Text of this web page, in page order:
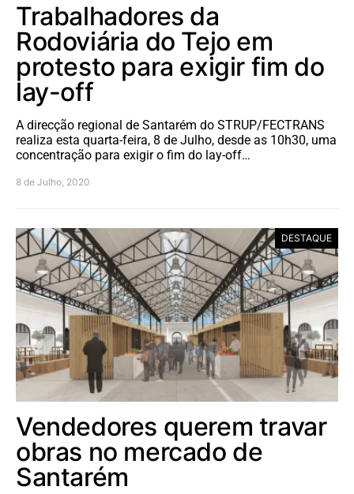
Trabalhadores da
Rodoviária do Tejo em
protesto para exigir fim do
lay-off
A direcção regional de Santarém do STRUP/FECTRANS
realiza esta quarta-feira, 8 de Julho, desde as 10h30, uma
concentração para exigir o fim do lay-off…
8 de Julho, 2020
DESTAQUE
Vendedores querem travar
obras no mercado de
Santarém